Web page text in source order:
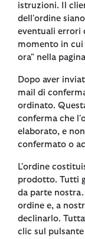
istruzioni. Il
dell'ordine
eventuali errori
momento in cui
ora" nella
Dopo aver
mail di
ordinato.
conferma che
elaborato, e
confermato o
L'ordine
prodotto. Tutti
da parte
ordine e, a
declinarlo.
clic sul pulsante